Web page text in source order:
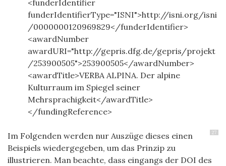
<funderIdentifier
funderIdentifierType="ISNI">http://isni.org/isni
/0000000120969829</funderIdentifier>
<awardNumber
awardURI="http://gepris.dfg.de/gepris/projekt
/253900505">253900505</awardNumber>
<awardTitle>VERBA ALPINA. Der alpine
Kulturraum im Spiegel seiner
Mehrsprachigkeit</awardTitle>
</fundingReference>
27
Im Folgenden werden nur Auszüge dieses einen
Beispiels wiedergegeben, um das Prinzip zu
illustrieren. Man beachte, dass eingangs der DOI des